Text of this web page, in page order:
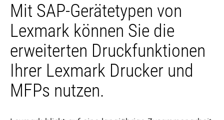
Mit SAP-Gerätetypen von
Lexmark können Sie die
erweiterten Druckfunktionen
Ihrer Lexmark Drucker und
MFPs nutzen.